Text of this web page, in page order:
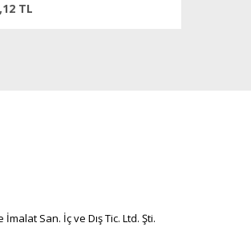
TL
San. İç ve Dış Tic. Ltd. Şti.